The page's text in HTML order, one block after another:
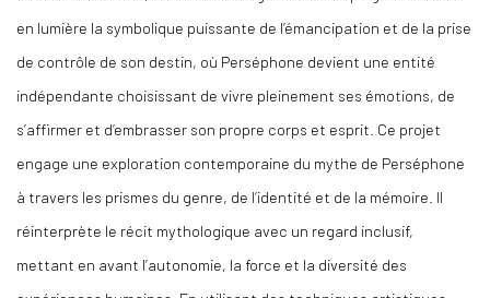
en lumière la symbolique puissante de l’émancipation et de la prise
de contrôle de son destin, où Perséphone devient une entité
indépendante choisissant de vivre pleinement ses émotions, de
s’affirmer et d’embrasser son propre corps et esprit. Ce projet
engage une exploration contemporaine du mythe de Perséphone
à travers les prismes du genre, de l’identité et de la mémoire. Il
réinterprète le récit mythologique avec un regard inclusif,
mettant en avant l’autonomie, la force et la diversité des